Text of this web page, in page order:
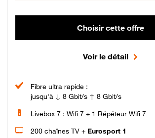
Choisir cette offre
Voir le détail
Fibre ultra rapide :
jusqu'à ↓ 8 Gbit/s ↑ 8 Gbit/s
Livebox 7 : Wifi 7 + 1 Répéteur Wifi 7
200 chaînes TV + Eurosport 1